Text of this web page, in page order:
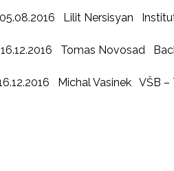
05.08.2016 Lilit Nersisyan
16.12.2016 Tomas Novosad
Michal Vasinek VŠB –